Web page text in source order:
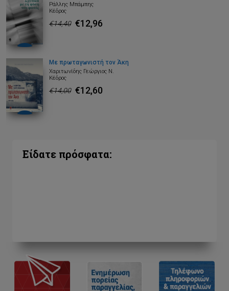
Ράλλης Μπάμπης
Κέδρος
€14,40 €12,96
Με πρωταγωνιστή τον Άκη
Χαριτωνίδης Γεώργιος Ν.
Κέδρος
€14,00 €12,60
Είδατε πρόσφατα: